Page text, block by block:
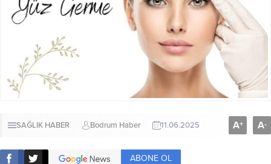
SAĞLIK HABER Bodrum Haber 11.06.2025 A+ A-
ABONE OL